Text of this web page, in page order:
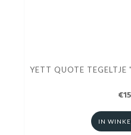
YETT QUOTE
IN